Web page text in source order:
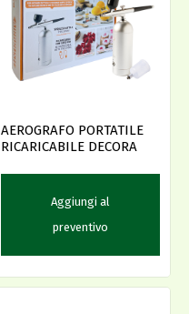
AEROGRAFO PORTATILE
RICARICABILE DECORA
Aggiungi al
preventivo